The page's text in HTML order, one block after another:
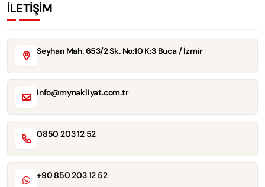
İLETİŞİM
Seyhan Mah. 653/2 Sk. No:10 K:3 Buca / İzmir
info@mynakliyat.com.tr
0850 203 12 52
+90 850 203 12 52